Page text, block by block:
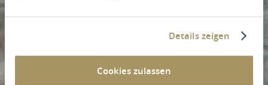
Details zeigen
Cookies zulassen